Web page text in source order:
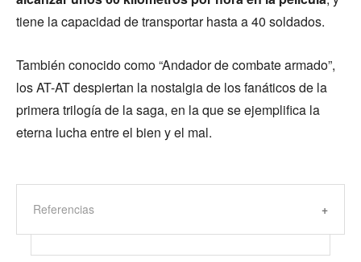
tiene la capacidad de transportar hasta a 40 soldados.
También conocido como “Andador de combate armado”,
los AT-AT despiertan la nostalgia de los fanáticos de la
primera trilogía de la saga, en la que se ejemplifica la
eterna lucha entre el bien y el mal.
Referencias